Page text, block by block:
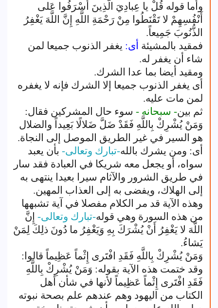
وأما قوله قُلْ يا عِبادِيَ الَّذِينَ أَسْرَفُوا عَلى
أَنْفُسِهِمْ لا تَقْنَطُوا مِنْ رَحْمَةِ اللَّهِ إِنَّ اللَّهَ يَغْفِرُ
الذُّنُوبَ جَمِيعاً.
فمقيد بالمشيئة أى: يغفر الذنوب جميعا لمن
شاء أن يغفر له.
ومقيد أيضا بما عدا الشرك.
أى يغفر الذنوب جميعا إلا الشرك فإنه لا يغفره
لمن مات عليه.
ثم بين- سبحانه - سوء حال المشركين فقال:
وَمَنْ يُشْرِكْ بِاللَّهِ فَقَدْ ضَلَّ ضَلالًا بَعِيداً والضلال
هو السير في غير الطريق الموصل إلى النجاة.
أى: ومن يشرك بالله-تبارك وتعالى- بأن يعبد
سواه، أو يجعل معه شريكا في العبادة فقد سار
في طريق الشرور والآثام سيرا بعيدا ينتهى به
إلى الهلاك، ويفضى به إلى العذاب المهين.
وهذه الآية قد مر الكلام مفصلا في آية تشبهها
من هذه السورة وهي قوله-تبارك وتعالى- إِنَّ
اللَّهَ لا يَغْفِرُ أَنْ يُشْرَكَ بِهِ وَيَغْفِرُ ما دُونَ ذلِكَ لِمَنْ
يَشاءُ.
وَمَنْ يُشْرِكْ بِاللَّهِ فَقَدِ افْتَرى إِثْماً عَظِيماً قالوا:
وقد ختمت هذه الآية بقوله: وَمَنْ يُشْرِكْ بِاللَّهِ
فَقَدِ افْتَرى إِثْماً عَظِيماً لأنها في شأن أهل
الكتاب من اليهود وهم عندهم علم بصحة نبوته